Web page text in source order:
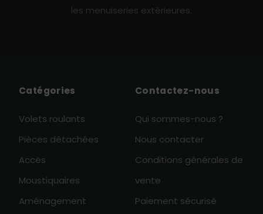
les menuiseries extérieures.
Catégories
Volets roulants
Pièces détachées
Accès
Moustiquaires
Aménagement
Contactez-nous
Qui sommes-nous ?
Nous contacter
Conditions générales de
vente
Paiement sécurisé